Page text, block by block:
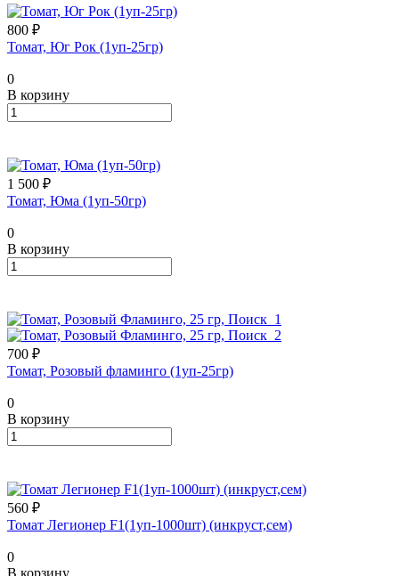
800 ₽
Томат, Юг Рок (1уп-25гр)
0
В корзину
1 500 ₽
Томат, Юма (1уп-50гр)
0
В корзину
700 ₽
Томат, Розовый фламинго (1уп-25гр)
0
В корзину
560 ₽
Томат Легионер F1(1уп-1000шт) (инкруст,сем)
0
В корзину